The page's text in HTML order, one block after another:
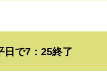
日で7：25終了